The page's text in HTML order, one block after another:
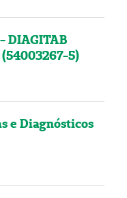
DIAGITAB
(54003267-5)
e Diagnósticos